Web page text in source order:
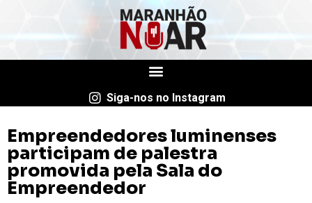
Siga-nos no Instagram
Empreendedores luminenses
participam de palestra
promovida pela Sala do
Empreendedor